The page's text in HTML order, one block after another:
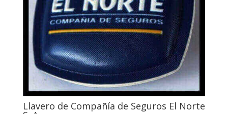
Llavero de Compañía de Seguros El Norte